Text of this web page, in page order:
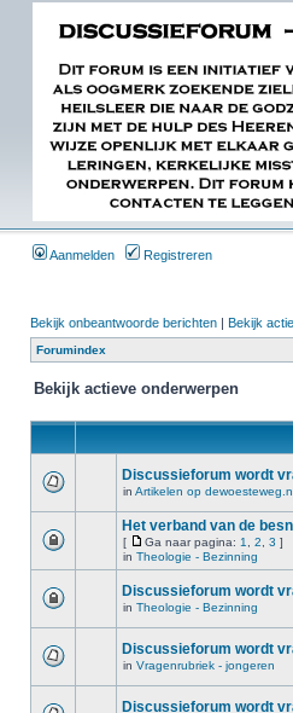
Aanmelden Registreren
Bekijk onbeantwoorde berichten | Bekijk
Forumindex
Bekijk actieve onderwerpen
Discussieforum wordt
in Artikelen op
Het verband van de
[ Ga naar pagina: 1 2 3 ]
in Theologie - Bezinning
Discussieforum wordt
in Theologie - Bezinning
Discussieforum wordt
in Vragenrubriek - jongeren
Discussieforum wordt